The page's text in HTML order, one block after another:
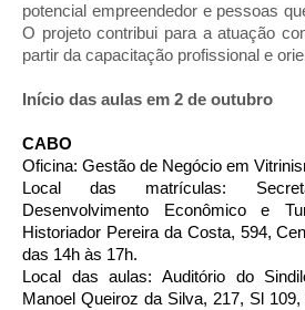
potencial empreendedor e pessoas
O projeto contribui para a atuação
partir da capacitação profissional e
Início das aulas em 2 de outubro
CABO
Oficina: Gestão de Negócio em
Local das matrículas:
Desenvolvimento Econômico e
Historiador Pereira da Costa, 594,
das 14h às 17h.
Local das aulas: Auditório do
Manoel Queiroz da Silva, 217, Sl